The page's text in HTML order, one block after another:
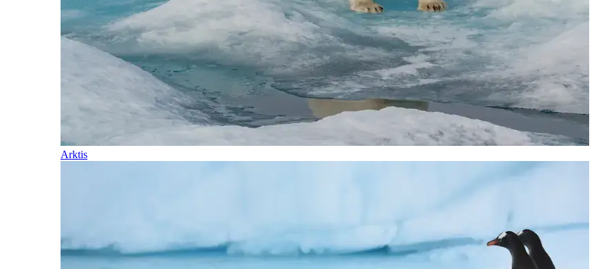
Arktis